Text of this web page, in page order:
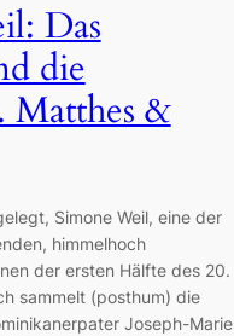
Das
die
Matthes &
Simone Weil, eine der
himmelhoch
der ersten Hälfte des 20.
sammelt (posthum) die
Joseph-Marie